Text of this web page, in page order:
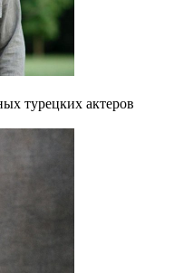
турецких актеров